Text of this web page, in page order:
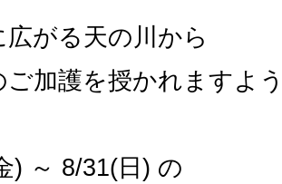
広がる天の川から
ご加護を授かれますよ
) ～ 8/31(日) の